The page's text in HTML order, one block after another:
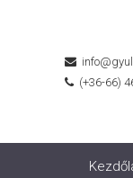
(+36-66)